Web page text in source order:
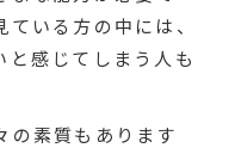
いる方の中には、
と感じてしまう人も
の素質もあります